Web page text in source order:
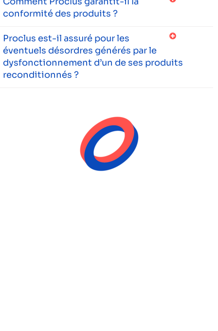
conformité des produits ?
Proclus est-il assuré pour les
éventuels désordres générés par le
dysfonctionnement d’un de ses produits
reconditionnés ?